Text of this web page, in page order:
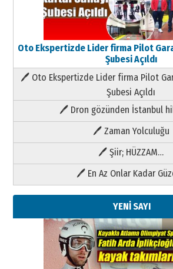
Oto Ekspertizde Lider firma Pilot
Şubesi Açıldı
🖊 Oto Ekspertizde Lider firma Pilot
Şubesi Açıldı
🖊 Dron gözünden İstanbul
🖊 Zaman Yolculuğu
🖊 Şiir; HÜZZAM…
🖊 En Az Onlar Kadar
YENİ SAYI